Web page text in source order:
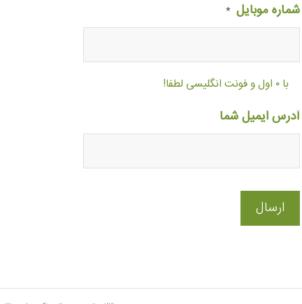
شماره موبایل *
با ۰ اول و فونت انگلیسی لطفا!
آدرس ایمیل شما